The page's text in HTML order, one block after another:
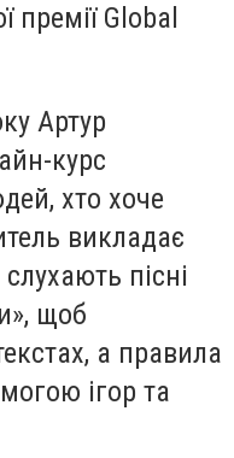
Global
Артур
курс
хто хоче
викладає
пісні
щоб
а правила
ігор та